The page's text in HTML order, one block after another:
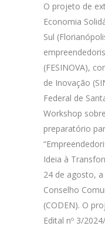
O projeto de
Economia
Sul
(FESINOVA),
de Inovação
Federal de
Workshop
preparatório
Ideia à
24 de agosto,
Conselho
(CODEN). O
Edital nº 3/